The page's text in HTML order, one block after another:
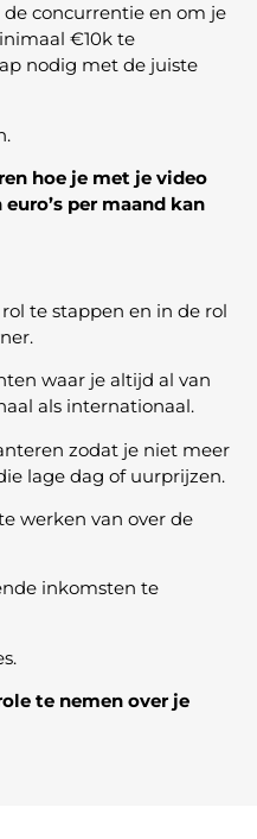
concurrentie en om je
€10k te
nodig met de juiste
hoe je met je video
per maand kan
rol te stappen en in de rol
waar je altijd al van
als internationaal.
zodat je niet meer
lage dag of uurprijzen.
werken van over de
inkomsten te
te nemen over je